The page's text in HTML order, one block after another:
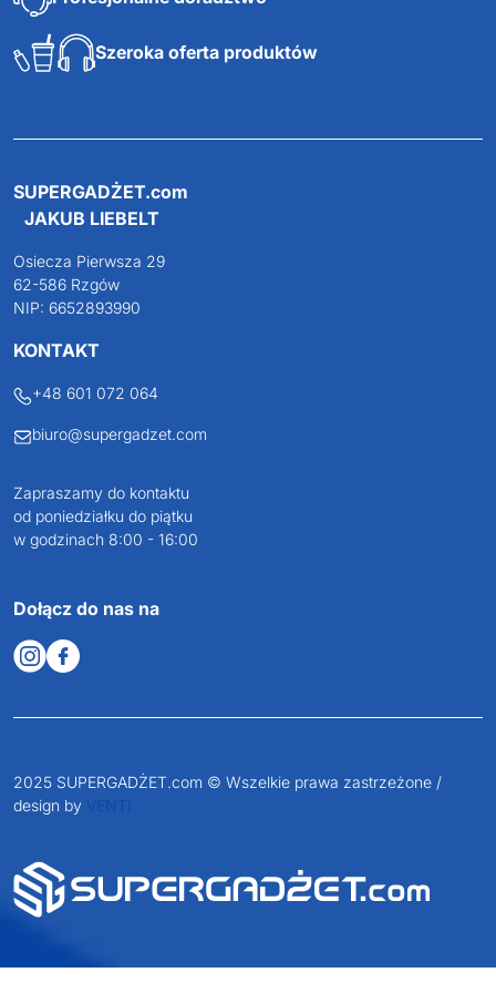
Szeroka oferta produktów
SUPERGADŻET.com
JAKUB LIEBELT
Osiecza Pierwsza 29
62-586 Rzgów
NIP: 6652893990
KONTAKT
+48 601 072 064
biuro@supergadzet.com
Zapraszamy do kontaktu
od poniedziałku do piątku
w godzinach 8:00 - 16:00
Dołącz do nas na
2025 SUPERGADŻET.com © Wszelkie prawa zastrzeżone /
design by VENTI